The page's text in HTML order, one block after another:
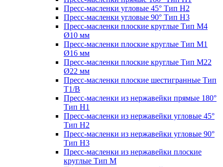
Пресс-масленки угловые 45° Тип H2
Пресс-масленки угловые 90° Тип H3
Пресс-масленки плоские круглые Тип M4
Ø10 мм
Пресс-масленки плоские круглые Тип M1
Ø16 мм
Пресс-масленки плоские круглые Тип M22
Ø22 мм
Пресс-масленки плоские шестигранные Тип
T1/B
Пресс-масленки из нержавейки прямые 180°
Тип H1
Пресс-масленки из нержавейки угловые 45°
Тип H2
Пресс-масленки из нержавейки угловые 90°
Тип H3
Пресс-масленки из нержавейки плоские
круглые Тип M